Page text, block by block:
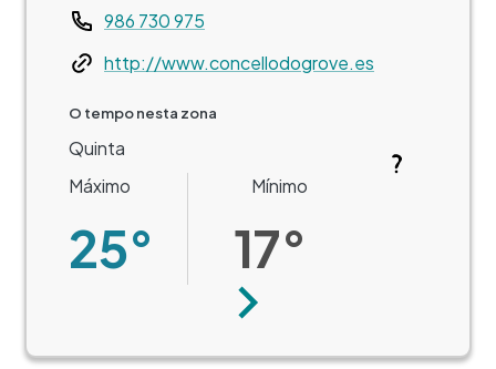
Teléfono
986 730 975
Webhttp://www.concellodogrove.es
O tempo nesta zona
Quinta
Máximo
25°
Mínimo
17°
Seguinte